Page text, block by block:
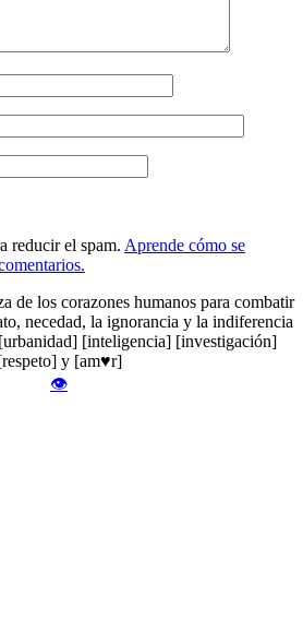
reducir el spam. Aprende cómo se
de los corazones humanos para combatir
necedad, la ignorancia y la indiferencia
[inteligencia] [investigación]
y [am♥r]
👁